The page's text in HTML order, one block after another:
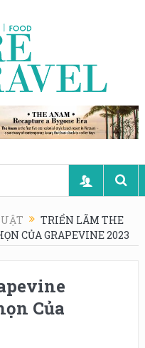
TRIỂN LÃM THE
CỦA GRAPEVINE 2023
Của